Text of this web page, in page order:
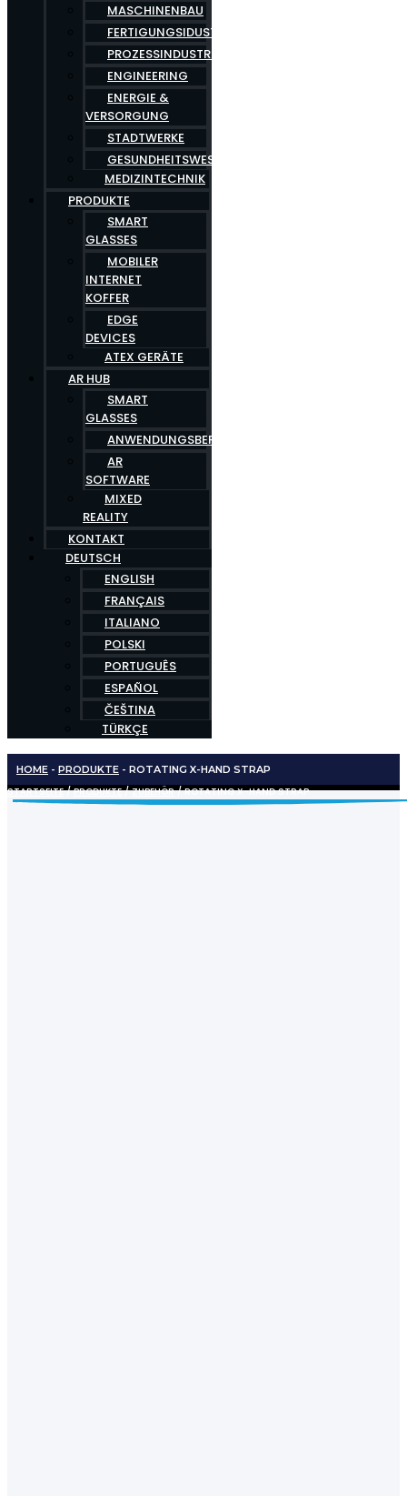
MASCHINENBAU
FERTIGUNGSIDUSTRIE
PROZESSINDUSTRIE
ENGINEERING
ENERGIE &
VERSORGUNG
STADTWERKE
GESUNDHEITSWESEN
MEDIZINTECHNIK
PRODUKTE
SMART
GLASSES
MOBILER
INTERNET
KOFFER
EDGE
DEVICES
ATEX GERÄTE
AR HUB
SMART
GLASSES
ANWENDUNGSBEREICHE
AR
SOFTWARE
MIXED
REALITY
KONTAKT
DEUTSCH
ENGLISH
FRANÇAIS
ITALIANO
POLSKI
PORTUGUÊS
ESPAÑOL
ČEŠTINA
TÜRKÇE
HOME - PRODUKTE - ROTATING X-HAND STRAP
STARTSEITE/PRODUKTE/ZUBEHÖR/ ROTATING X-HAND STRAP